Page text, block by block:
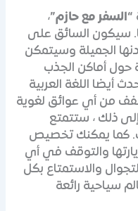
“السفر مع حازم”،
سيكون السائق على
الجميلة وسيتمكن
حول أماكن الجذب
أيضا اللغة العربية
من أي عوائق لغوية
إلى ذلك ، ستتمتع
كما يمكنك تخصيص
والتوقف في أي
والاستمتاع بكل
سياحية رائعة